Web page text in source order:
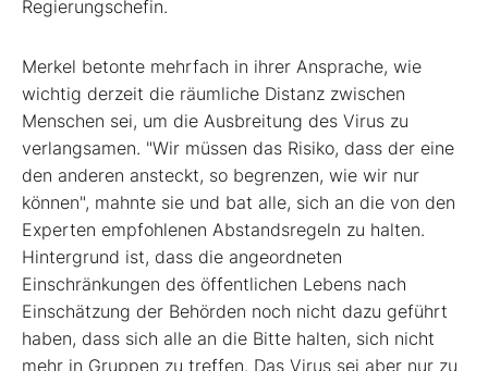
Regierungschefin.
Merkel betonte mehrfach in ihrer Ansprache, wie
wichtig derzeit die räumliche Distanz zwischen
Menschen sei, um die Ausbreitung des Virus zu
verlangsamen. "Wir müssen das Risiko, dass der eine
den anderen ansteckt, so begrenzen, wie wir nur
können", mahnte sie und bat alle, sich an die von den
Experten empfohlenen Abstandsregeln zu halten.
Hintergrund ist, dass die angeordneten
Einschränkungen des öffentlichen Lebens nach
Einschätzung der Behörden noch nicht dazu geführt
haben, dass sich alle an die Bitte halten, sich nicht
mehr in Gruppen zu treffen. Das Virus sei aber nur zu